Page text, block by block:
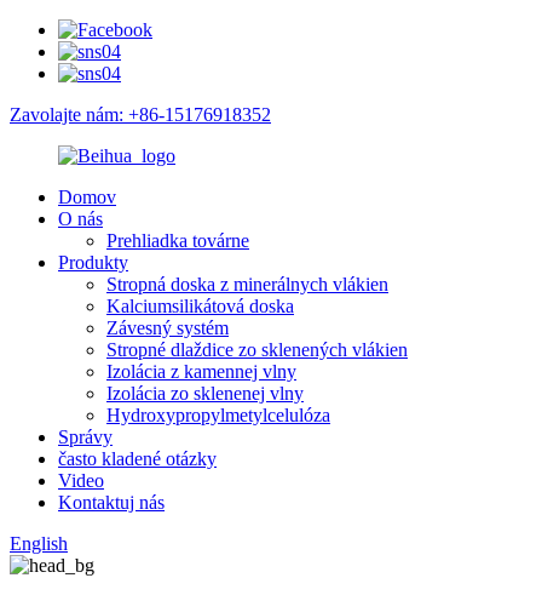
Zavolajte nám: +86-15176918352
Domov
O nás
Prehliadka továrne
Produkty
Stropná doska z minerálnych vlákien
Kalciumsilikátová doska
Závesný systém
Stropné dlaždice zo sklenených vlákien
Izolácia z kamennej vlny
Izolácia zo sklenenej vlny
Hydroxypropylmetylcelulóza
Správy
často kladené otázky
Video
Kontaktuj nás
English